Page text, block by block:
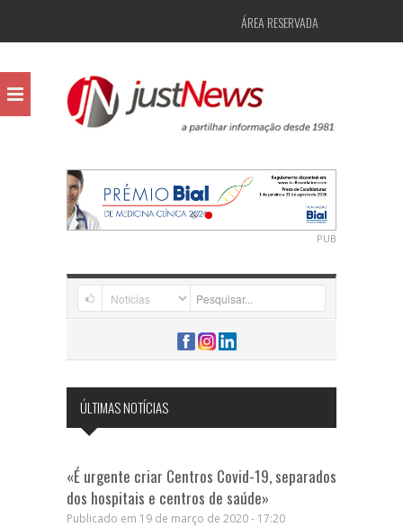
ÁREA RESERVADA
PUB
ÚLTIMAS NOTÍCIAS
«É urgente criar Centros Covid-19, separados
dos hospitais e centros de saúde»
Publicado em 19 de março de 2020 - 17:20